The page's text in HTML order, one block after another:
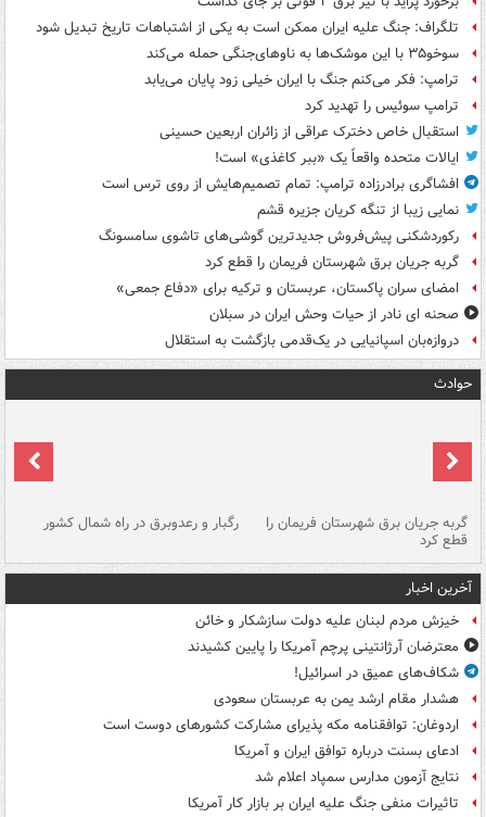
تلگراف: جنگ علیه ایران ممکن است به یکی از اشتباهات تاریخ تبدیل شود
سوخو۳۵ با این موشک‌ها به ناوهای‌جنگی حمله می‌کند
ترامپ: فکر می‌کنم جنگ با ایران خیلی زود پایان می‌یابد
ترامپ سوئیس را تهدید کرد
استقبال خاص دخترک عراقی از زائران اربعین حسینی
ایالات متحده واقعاً یک «ببر کاغذی» است!
افشاگری برادرزاده ترامپ: تمام تصمیم‌هایش از روی ترس است
نمایی زیبا از تنگه کریان جزیره قشم
رکوردشکنی پیش‌فروش جدیدترین گوشی‌های تاشوی سامسونگ
گربه جریان برق شهرستان فریمان را قطع کرد
امضای سران پاکستان، عربستان و ترکیه برای «دفاع جمعی»
صحنه ای نادر از حیات وحش ایران در سبلان
دروازه‌بان اسپانیایی در یک‌قدمی بازگشت به استقلال
حوادث
گربه جریان برق شهرستان فریمان را
قطع کرد
رگبار و رعدوبرق در راه شمال کشور
آخرین اخبار
خیزش مردم لبنان علیه دولت سازشکار و خائن
معترضان آرژانتینی پرچم آمریکا را پایین کشیدند
شکاف‌های عمیق در اسرائیل!
هشدار مقام ارشد یمن به عربستان سعودی
اردوغان: توافقنامه مکه پذیرای مشارکت کشورهای دوست است
ادعای بسنت درباره توافق ایران و آمریکا
نتایج آزمون مدارس سمپاد اعلام شد
تاثیرات منفی جنگ علیه ایران بر بازار کار آمریکا